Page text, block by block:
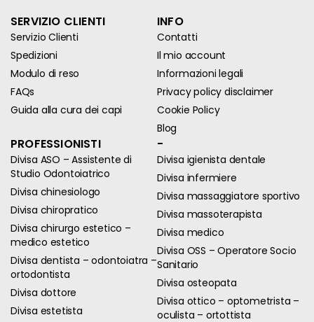
SERVIZIO CLIENTI
Servizio Clienti
Spedizioni
Modulo di reso
FAQs
Guida alla cura dei capi
INFO
Contatti
Il mio account
Informazioni legali
Privacy policy disclaimer
Cookie Policy
Blog
PROFESSIONISTI
Divisa ASO – Assistente di
Studio Odontoiatrico
Divisa chinesiologo
Divisa chiropratico
Divisa chirurgo estetico –
medico estetico
Divisa dentista – odontoiatra –
ortodontista
Divisa dottore
Divisa estetista
-
Divisa igienista dentale
Divisa infermiere
Divisa massaggiatore sportivo
Divisa massoterapista
Divisa medico
Divisa OSS – Operatore Socio
Sanitario
Divisa osteopata
Divisa ottico – optometrista –
oculista – ortottista